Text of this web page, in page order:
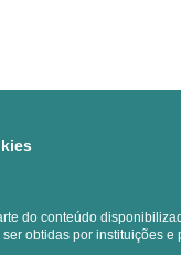
do conteúdo
obtidas por instituições e